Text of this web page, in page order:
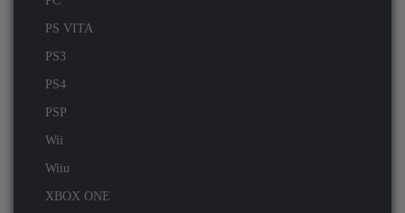
PS VITA
PS3
PS4
PSP
Wii
Wiiu
XBOX ONE